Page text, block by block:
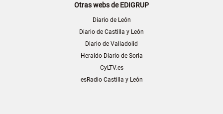
Otras webs de EDIGRUP
Diario de León
Diario de Castilla y León
Diario de Valladolid
Heraldo-Diario de Soria
CyLTV.es
esRadio Castilla y León